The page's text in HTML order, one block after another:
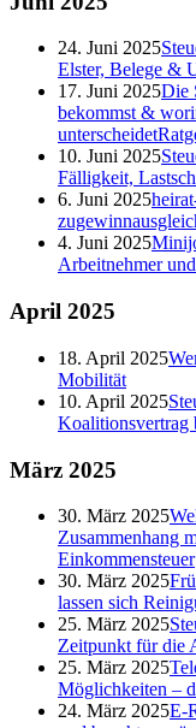
24. Juni 2025
Elster, Belege &
17. Juni 2025Die
bekommst &
unterscheidet
10. Juni 2025
Fälligkeit,
6. Juni 2025
4. Juni 2025
Arbeitnehmer
April 2025
18. April 2025
Mobilität
10. April 2025
Koalitionsvertrag
März 2025
30. März 2025
Zusammenhang
Einkommensteuer
30. März 2025
lassen sich
25. März 2025
Zeitpunkt für die
25. März 2025
Möglichkeiten –
24. März 2025E-